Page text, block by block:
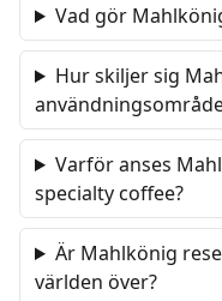
Vad gör
Hur skiljer sig
Varför anses
specialty coffee?
Är Mahlkönig
världen över?